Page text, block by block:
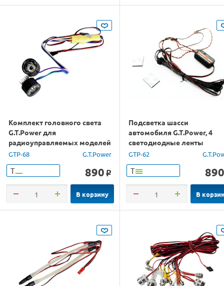
Комплект головного света
G.T.Power для
радиоуправляемых моделей
GTP-68 G.T.Power
Т 890 o
В корзину
Подсветка шасси
автомобиля G.T.Power, 4
светодиодные ленты
GTP-62
Т 890
В